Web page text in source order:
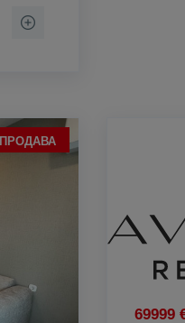
ПРОДАВА
69999